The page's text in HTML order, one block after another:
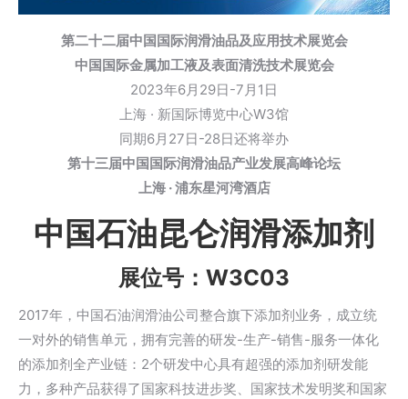
第二十二届中国国际润滑油品及应用技术展览会
中国国际金属加工液及表面清洗技术展览会
2023年6月29日-7月1日
上海 · 新国际博览中心W3馆
同期6月27日-28日还将举办
第十三届中国国际润滑油品产业发展高峰论坛
上海 · 浦东星河湾酒店
中国石油昆仑润滑添加剂
展位号：W3C03
2017年，中国石油润滑油公司整合旗下添加剂业务，成立统
一对外的销售单元，拥有完善的研发-生产-销售-服务一体化
的添加剂全产业链：2个研发中心具有超强的添加剂研发能
力，多种产品获得了国家科技进步奖、国家技术发明奖和国家